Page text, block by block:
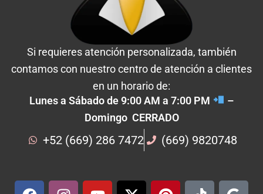
Si requieres atención personalizada, también
contamos con nuestro centro de atención a clientes
en un horario de:
Lunes a Sábado de 9:00 AM a 7:00 PM
–
Domingo CERRADO
+52 (669) 286 7472 (669) 9820748